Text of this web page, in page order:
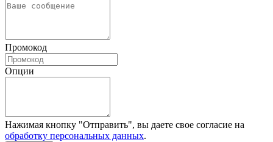
Промокод
Опции
Нажимая кнопку "Отправить", вы даете свое согласие на
обработку персональных данных.